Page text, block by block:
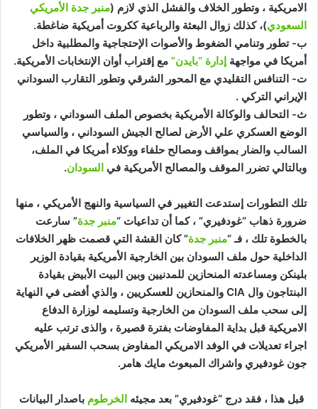
الامريكية ، وتطور الخلاف والفشل الذي لازم (منبر جدة الأمريكي
السعودي)، كذلك زوال البعثة والرباعية ككروت أمريكية ضاغطة.
ب‌- تطور وتنامي الضغوط والأصوات الإحتجاجية والمطلبية داخل
أمريكا في مواجهة إدارة “بايدن” مع إقتراب أوان الإنتخابات الأمريكية.
ت‌- التنافس التقليدي مع المحور الشرقي وتطور التقارب السوداني
الإيراني التركي .
ث‌- التحالف والوكالة الأمريكية بخصوص الملف السوداني ، وتطور
الوضع العسكري علي الأرض لصالح الجيش السوداني ، والسياسي
السالب والضار بمواقف ومصالح حلفاء ووكلاء أمريكا في الملف،
وبالتالي تضرر الموقف والمصالح الأمريكية في السودان.
تلك التطورات إستدعت التغيير في السياسية والنهج الأمريكي ، منها
ضرورة ذهاب “غودفيري” ، كما أن تداعيات “منبر جدة” سارعت
بالخطوة تلك ، فـ “منبر جدة” كان القشة التي قصمت ظهر الخلافات
الداخلية حول ملف السودان بين الخارجية الأمريكية بقيادة الوزير
بلينكن ومساعدته المنحازين للمدنيين وبين البيت الأبيض بقيادة
البنتاجون وال CIA والمنحازين للعسكريين ، والذي أفضى في النهاية
إلى سحب ملف السودان من الخارجية وتسليمه لوزارة الدفاع
الامريكية قبل بداية المفاوضات بفترة قصيرة ، والذى ترتب عليه
اجراء تعديلات في الوفد الامريكي المفاوض بسحب السفير الأمريكي
جون غودفيري واشراك المبعوث مايك هامر.
قبل هذا ، فقد درج “غودفيري” بعد مجيئه الخرطوم باصدار البيانات